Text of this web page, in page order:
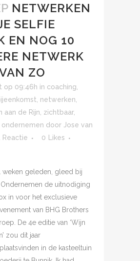
NETWERKEN
SELFIE
EN NOG 10
NETWERK
ZO
op 09:46h in coaching
netwerken
aan de Rijn zichtbaar,
door Jose van
Reactie 0
Likes
weken geleden, gleed bij
de uitnodiging
in voor het exclusieve
van BHG Brothers
De 4e editie van ‘Wijn
zou dit jaar
in de kasteeltuin